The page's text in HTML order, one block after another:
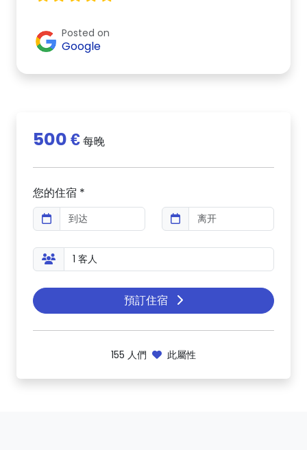
Posted on
Google
500 €每晚
您的住宿 *
預訂住宿
155 人們 此屬性